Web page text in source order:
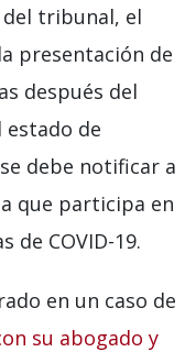
tribunal, el
presentación de
después del
de
debe notificar a
que participa en
de COVID-19.
en un caso de
su abogado y